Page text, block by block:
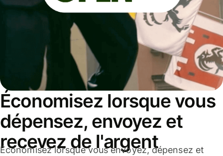
Économisez lorsque vous
dépensez, envoyez et
recevez de l'argent
Économisez lorsque vous envoyez, dépensez et